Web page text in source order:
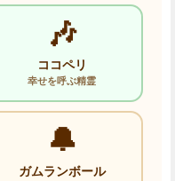
🎶
ココペリ
幸せを呼ぶ精霊
🔔
ガムランボール